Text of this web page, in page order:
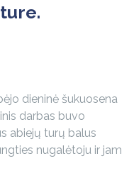
dieninė šukuosena
darbas buvo
abiejų turų balus
nugalėtoju ir jam